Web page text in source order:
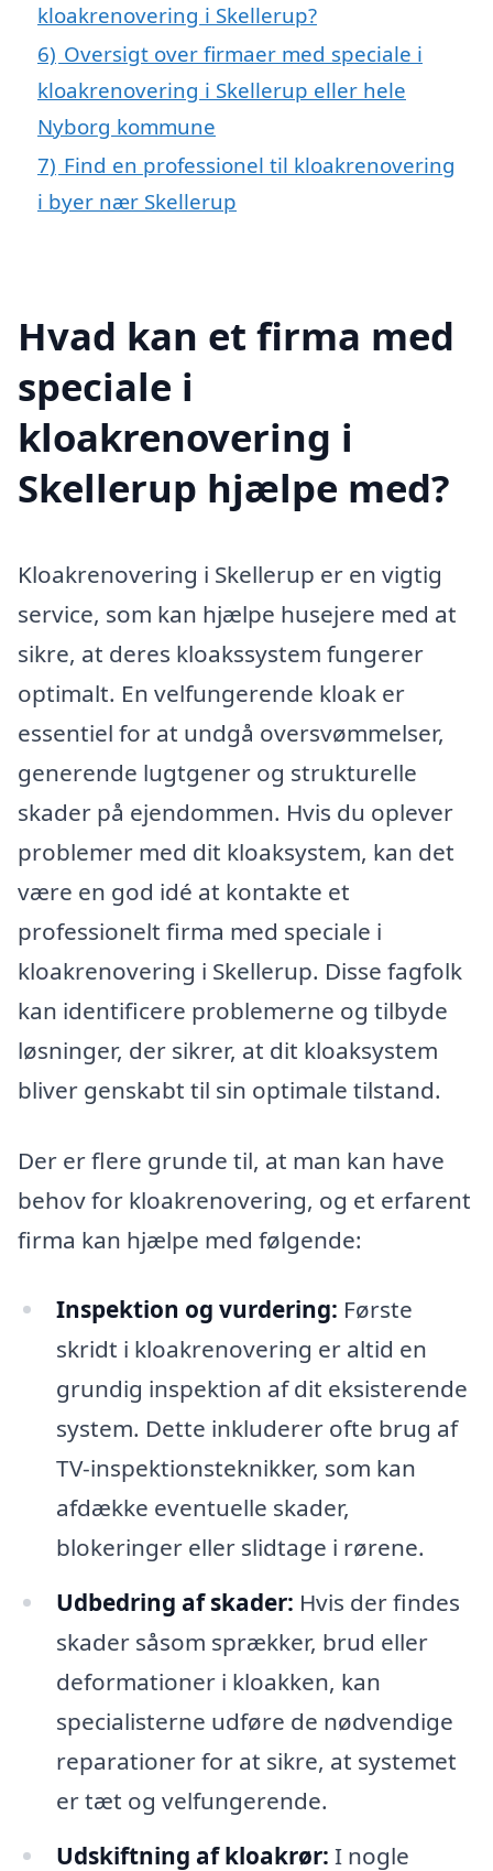
kloakrenovering i Skellerup?
6) Oversigt over firmaer med speciale i
kloakrenovering i Skellerup eller hele
Nyborg kommune
7) Find en professionel til kloakrenovering
i byer nær Skellerup
Hvad kan et firma med
speciale i
kloakrenovering i
Skellerup hjælpe med?
Kloakrenovering i Skellerup er en vigtig
service, som kan hjælpe husejere med at
sikre, at deres kloakssystem fungerer
optimalt. En velfungerende kloak er
essentiel for at undgå oversvømmelser,
generende lugtgener og strukturelle
skader på ejendommen. Hvis du oplever
problemer med dit kloaksystem, kan det
være en god idé at kontakte et
professionelt firma med speciale i
kloakrenovering i Skellerup. Disse fagfolk
kan identificere problemerne og tilbyde
løsninger, der sikrer, at dit kloaksystem
bliver genskabt til sin optimale tilstand.
Der er flere grunde til, at man kan have
behov for kloakrenovering, og et erfarent
firma kan hjælpe med følgende:
Inspektion og vurdering: Første
skridt i kloakrenovering er altid en
grundig inspektion af dit eksisterende
system. Dette inkluderer ofte brug af
TV-inspektionsteknikker, som kan
afdække eventuelle skader,
blokeringer eller slidtage i rørene.
Udbedring af skader: Hvis der findes
skader såsom sprækker, brud eller
deformationer i kloakken, kan
specialisterne udføre de nødvendige
reparationer for at sikre, at systemet
er tæt og velfungerende.
Udskiftning af kloakrør: I nogle